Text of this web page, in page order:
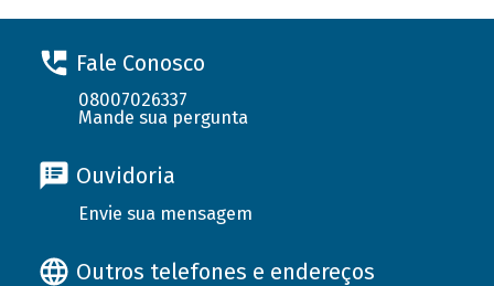
Fale Conosco
08007026337
Mande sua pergunta
Ouvidoria
Envie sua mensagem
Outros telefones e endereços